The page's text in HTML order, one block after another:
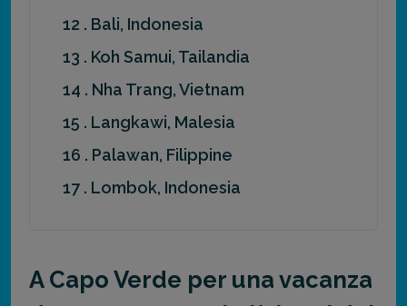
12 . Bali, Indonesia
13 . Koh Samui, Tailandia
14 . Nha Trang, Vietnam
15 . Langkawi, Malesia
16 . Palawan, Filippine
17 . Lombok, Indonesia
A Capo Verde per una vacanza